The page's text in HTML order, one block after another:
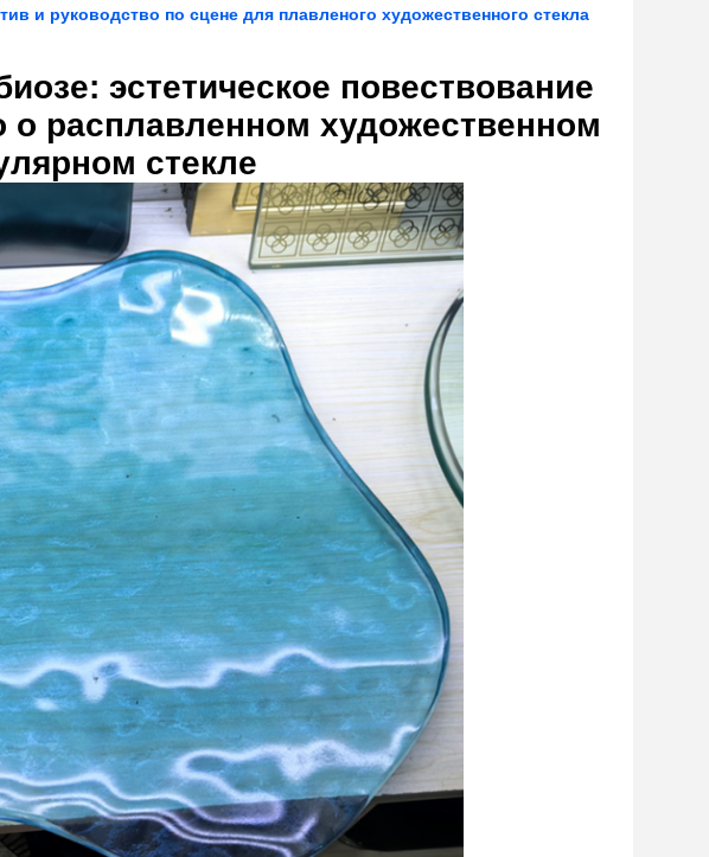
и руководство по сцене для плавленого художественного стекла
эстетическое повествование
о расплавленном художественном
стекле